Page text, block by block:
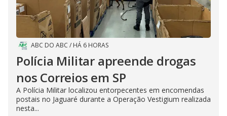
ABC DO ABC / HÁ 6 HORAS
Polícia Militar apreende drogas
nos Correios em SP
A Polícia Militar localizou entorpecentes em encomendas
postais no Jaguaré durante a Operação Vestigium realizada
nesta...